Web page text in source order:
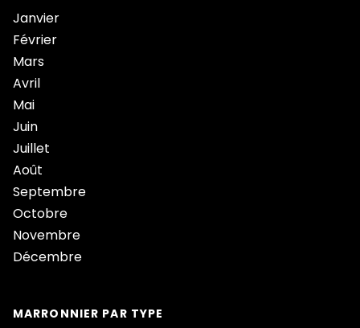
Janvier
Février
Mars
Avril
Mai
Juin
Juillet
Août
Septembre
Octobre
Novembre
Décembre
MARRONNIER PAR TYPE